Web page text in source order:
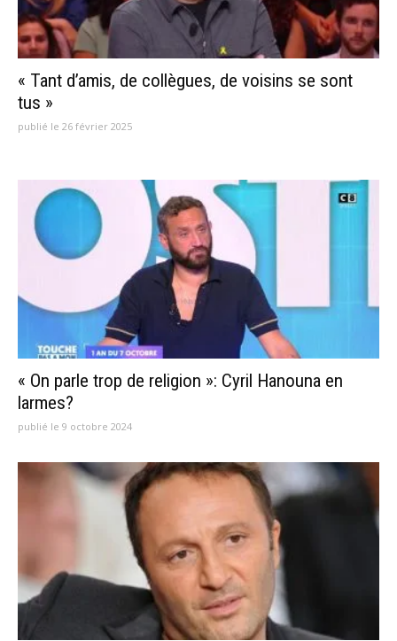
« Tant d’amis, de collègues, de voisins se sont
tus »
publié le 26 février 2025
« On parle trop de religion »: Cyril Hanouna en
larmes?
publié le 9 octobre 2024